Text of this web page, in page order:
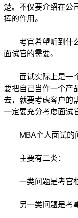
楚。不仅要介绍在公
挥的作用。
考官希望听到什么
面试官的需要。
面试实际上是一个
要把自己当作一个产
去，就要考虑客户的
一定要充分考虑面试
MBA个人面试的
主要有二类：
一类问题是考官根
另一类问题是考事